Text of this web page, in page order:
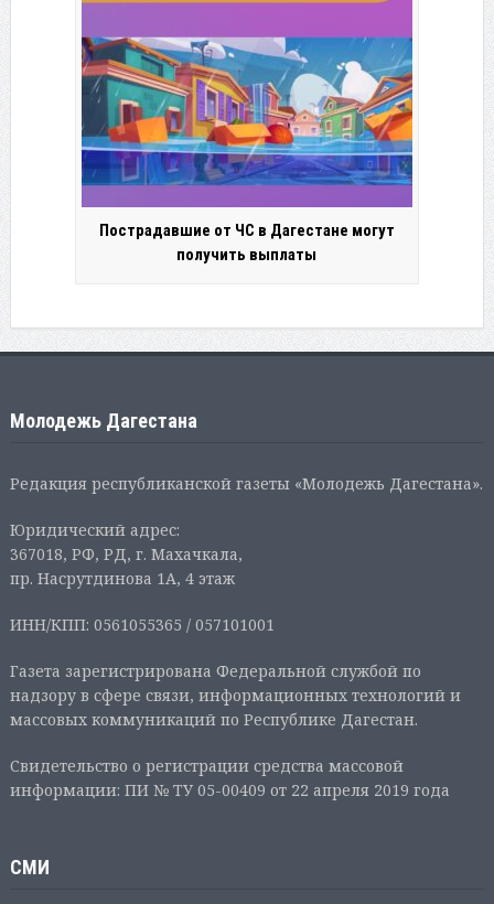
Пострадавшие от ЧС в Дагестане могут
получить выплаты
Молодежь Дагестана
Редакция республиканской газеты «Молодежь Дагестана».
Юридический адрес:
367018, РФ, РД, г. Махачкала,
пр. Насрутдинова 1А, 4 этаж
ИНН/КПП: 0561055365 / 057101001
Газета зарегистрирована Федеральной службой по
надзору в сфере связи, информационных технологий и
массовых коммуникаций по Республике Дагестан.
Свидетельство о регистрации средства массовой
информации: ПИ № ТУ 05-00409 от 22 апреля 2019 года
СМИ